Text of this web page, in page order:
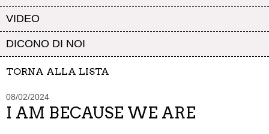
VIDEO
DICONO DI NOI
TORNA ALLA LISTA
08/02/2024
I AM BECAUSE WE ARE